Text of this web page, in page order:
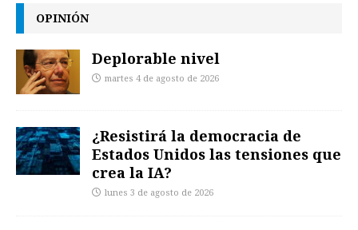
OPINIÓN
Deplorable nivel
martes 4 de agosto de 2026
¿Resistirá la democracia de
Estados Unidos las tensiones que
crea la IA?
lunes 3 de agosto de 2026